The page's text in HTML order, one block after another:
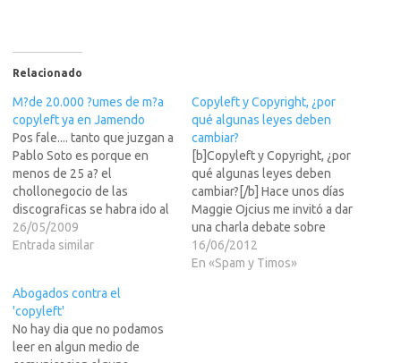
Relacionado
M?de 20.000 ?umes de m?a
copyleft ya en Jamendo
Pos fale.... tanto que juzgan a
Pablo Soto es porque en
menos de 25 a? el
chollonegocio de las
discograficas se habra ido al
garete.... y gracias a sitios
(entre otros las propias
medio ha recopilado mas de
20.000 albums de musica…
26/05/2009
Entrada similar
Copyleft y Copyright, ¿por
qué algunas leyes deben
cambiar?
[b]Copyleft y Copyright, ¿por
qué algunas leyes deben
cambiar?[/b] Hace unos días
Maggie Ojcius me invitó a dar
una charla debate sobre
Copyleft, Copyright y todo
este asunto con LEER MAS
16/06/2012
En «Spam y Timos»
Abogados contra el
'copyleft'
No hay dia que no podamos
leer en algun medio de